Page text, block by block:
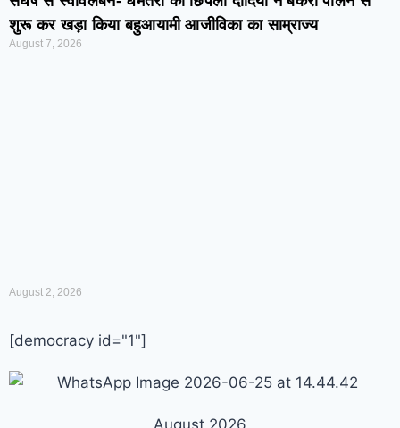
शुरू कर खड़ा किया बहुआयामी आजीविका का साम्राज्य
August 7, 2026
August 2, 2026
[democracy id="1"]
August 2026